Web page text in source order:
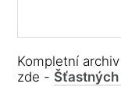
Kompletní
zde -